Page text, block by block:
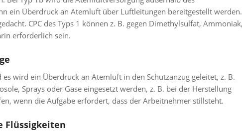
ein Überdruck an Atemluft über Luftleitungen bereitgestellt werden.
CPC des Typs 1 können z. B. gegen Dimethylsulfat, Ammoniak,
erforderlich sein.
wird ein Überdruck an Atemluft in den Schutzanzug geleitet, z. B.
Sprays oder Gase eingesetzt werden, z. B. bei der Herstellung
wenn die Aufgabe erfordert, dass der Arbeitnehmer stillsteht.
Flüssigkeiten